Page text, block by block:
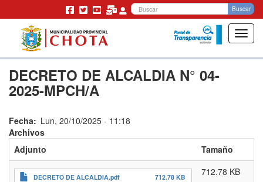
Pasar
contenido
principal
Buscar
DECRETO DE ALCALDIA N° 04-
2025-MPCH/A
Fecha
Lun, 20/10/2025 - 11:18
Archivos
Adjunto
Tamaño
DECRETO DE ALCALDIA.pdf 712.78 KB 712.78 KB